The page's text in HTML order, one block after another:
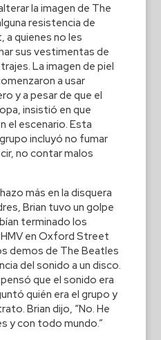
la imagen de The
resistencia de
a quienes no les
sus vestimentas de
La imagen de piel
a usar
y a pesar de que el
insistió en que
el escenario. Esta
incluyó no fumar
no contar malos
más en la disquera
Brian tuvo un golpe
terminado los
en Oxford Street
demos de The Beatles
del sonido a un disco.
que el sonido era
quién era el grupo y
Brian dijo, “No. He
y con todo mundo.”